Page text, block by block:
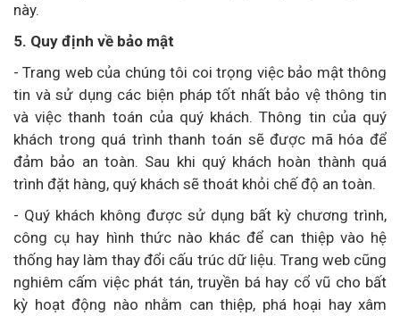
này.
5. Quy định về bảo mật
- Trang web của chúng tôi coi trọng việc bảo mật thông
tin và sử dụng các biện pháp tốt nhất bảo vệ thông tin
và việc thanh toán của quý khách. Thông tin của quý
khách trong quá trình thanh toán sẽ được mã hóa để
đảm bảo an toàn. Sau khi quý khách hoàn thành quá
trình đặt hàng, quý khách sẽ thoát khỏi chế độ an toàn.
- Quý khách không được sử dụng bất kỳ chương trình,
công cụ hay hình thức nào khác để can thiệp vào hệ
thống hay làm thay đổi cấu trúc dữ liệu. Trang web cũng
nghiêm cấm việc phát tán, truyền bá hay cổ vũ cho bất
kỳ hoạt động nào nhằm can thiệp, phá hoại hay xâm